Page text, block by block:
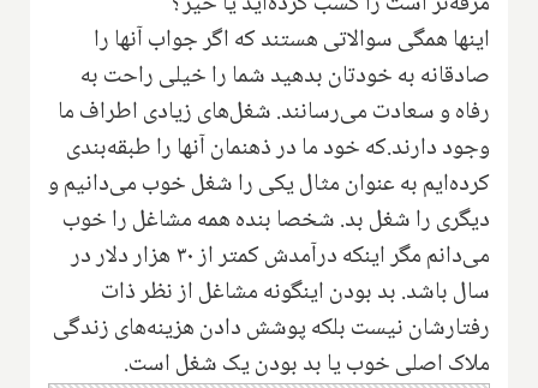
اینها همگی سوالاتی هستند که اگر جواب آنها را
صادقانه به خودتان بدهید شما را خیلی راحت به
رفاه و سعادت می‌رسانند. شغل‌های زیادی اطراف ما
وجود دارند.که خود ما در ذهنمان آنها را طبقه‌بندی
کرده‌ایم به عنوان مثال یکی را شغل خوب می‌دانیم و
دیگری را شغل بد. شخصا بنده همه مشاغل را خوب
می‌دانم مگر اینکه درآمدش کمتر از ۳۰ هزار دلار در
سال باشد. بد بودن اینگونه مشاغل از نظر ذات
رفتارشان نیست بلکه پوشش دادن هزینه‌های زندگی
ملاک اصلی خوب یا بد بودن یک شغل است.